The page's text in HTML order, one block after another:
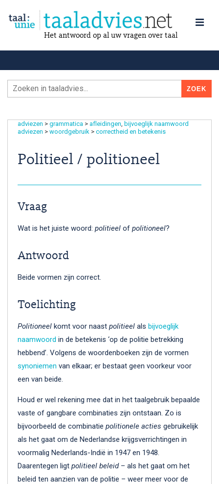
Het antwoord op al uw vragen over taal
adviezen > grammatica > afleidingen bijvoeglijk naamwoord
adviezen > woordgebruik > correctheid en betekenis
Politieel / politioneel
Vraag
Wat is het juiste woord: politieel of politioneel?
Antwoord
Beide vormen zijn correct.
Toelichting
Politioneel komt voor naast politieel als bijvoeglijk
naamwoord in de betekenis ‘op de politie betrekking
hebbend’. Volgens de woordenboeken zijn de vormen
synoniemen van elkaar; er bestaat geen voorkeur voor
een van beide.
Houd er wel rekening mee dat in het taalgebruik bepaalde
vaste of gangbare combinaties zijn ontstaan. Zo is
bijvoorbeeld de combinatie politionele acties gebruikelijk
als het gaat om de Nederlandse krijgsverrichtingen in
voormalig Nederlands-Indië in 1947 en 1948.
Daarentegen ligt politieel beleid– als het gaat om het
beleid ten aanzien van de politie – weer meer voor de